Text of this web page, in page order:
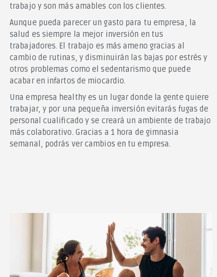
trabajo y son más amables con los clientes.
Aunque pueda parecer un gasto para tu empresa, la
salud es siempre la mejor inversión en tus
trabajadores. El trabajo es más ameno gracias al
cambio de rutinas, y disminuirán las bajas por estrés y
otros problemas como el sedentarismo que puede
acabar en infartos de miocardio.
Una empresa healthy es un lugar donde la gente quiere
trabajar, y por una pequeña inversión evitarás fugas de
personal cualificado y se creará un ambiente de trabajo
más colaborativo. Gracias a 1 hora de gimnasia
semanal, podrás ver cambios en tu empresa.